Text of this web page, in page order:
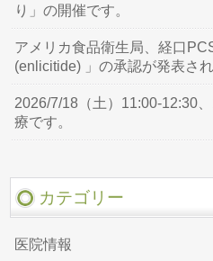
り」の開催です。
アメリカ食品衛生局、経口
(enlicitide) 」の承認が発表され
2026/7/18（土）11:00-12:30
療です。
カテゴリー
医院情報